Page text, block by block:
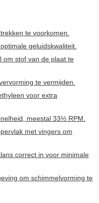
te voorkomen.
geluidskwaliteit.
om stof van de plaat te
te vermijden.
voor extra
meestal 33⅓ RPM.
met vingers om
correct in voor minimale
om schimmelvorming te